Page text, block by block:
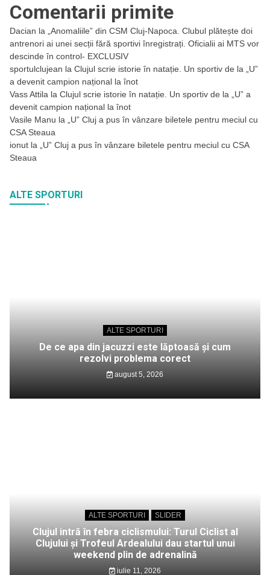
Comentarii primite
Dacian la „Anomaliile” din CSM Cluj-Napoca. Clubul plătește doi
antrenori ai unei secții fără sportivi înregistrați. Oficialii ai MTS vor
descinde în control- EXCLUSIV
sportulclujean la Clujul scrie istorie în natație. Un sportiv de la „U”
a devenit campion național la înot
Vass Attila la Clujul scrie istorie în natație. Un sportiv de la „U” a
devenit campion național la înot
Vasile Manu la „U” Cluj a pus în vânzare biletele pentru meciul cu
CSA Steaua
ionut la „U” Cluj a pus în vânzare biletele pentru meciul cu CSA
Steaua
ALTE SPORTURI
ALTE SPORTURI
De ce apa din jacuzzi este lăptoasă și cum
rezolvi problema corect
august 5, 2026
ALTE SPORTURI SLIDER
Clujul intră în febra ciclismului: Turul Ciclist al
Clujului și Trofeul Ardealului dau startul unui
weekend plin de adrenalină
iulie 11, 2026